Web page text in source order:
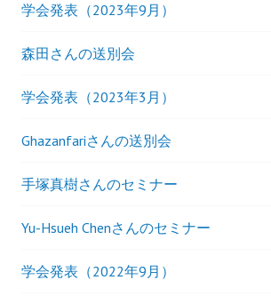
学会発表（2023年9月）
森田さんの送別会
学会発表（2023年3月）
Ghazanfariさんの送別会
手塚真樹さんのセミナー
Yu-Hsueh Chenさんのセミナー
学会発表（2022年9月）